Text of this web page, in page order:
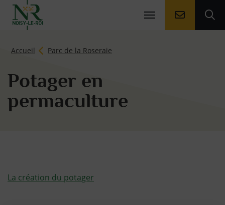
Aller à la
Accueil
Page d'accueil du siteParc de la Roseraie
Potager en
permaculture
La création du potager